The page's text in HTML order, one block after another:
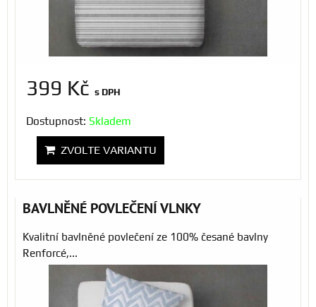
399 Kč s DPH
Dostupnost: Skladem
ZVOLTE VARIANTU
BAVLNĚNÉ POVLEČENÍ VLNKY
Kvalitní bavlněné povlečení ze 100% česané bavlny
Renforcé,...